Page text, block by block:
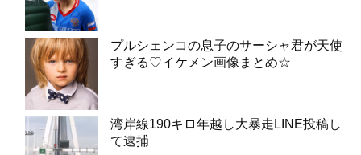
プルシェンコの息子のサーシャ君が天使
すぎる♡イケメン画像まとめ☆
湾岸線190キロ年越し大暴走LINE投稿し
て逮捕